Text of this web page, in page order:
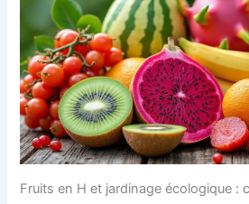
Fruits en H et jardinage écologique :